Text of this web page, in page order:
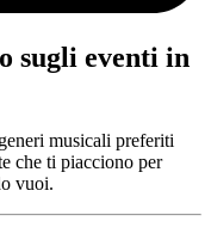
sugli eventi in
musicali preferiti
che ti piacciono per
vuoi.